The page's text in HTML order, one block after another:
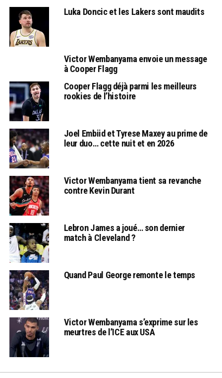
Luka Doncic et les Lakers sont maudits
Victor Wembanyama envoie un message
à Cooper Flagg
Cooper Flagg déjà parmi les meilleurs
rookies de l’histoire
Joel Embiid et Tyrese Maxey au prime de
leur duo… cette nuit et en 2026
Victor Wembanyama tient sa revanche
contre Kevin Durant
Lebron James a joué… son dernier
match à Cleveland ?
Quand Paul George remonte le temps
Victor Wembanyama s’exprime sur les
meurtres de l’ICE aux USA